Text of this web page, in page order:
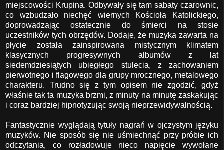
miejscowości Krupina. Odbywały się tam sabaty czarownic,
co wzbudzało niechęć wiernych Kościoła Katolickiego,
doprowadzając ostatecznie do śmierci na stosie
uczestników tych obrzędów. Dodaje, że muzyka zawarta na
płycie została zainspirowana mistycznym klimatem
klasycznych progresywnych albumów z lat
siedemdziesiątych ubiegłego stulecia, z zachowaniem
pierwotnego i flagowego dla grupy mrocznego, metalowego
charakteru. Trudno się z tym opisem nie zgodzić, gdyż
właśnie tak ta muzyka brzmi, z minuty na minutę zaskakując
i coraz bardziej hipnotyzując swoją nieprzewidywalnością.
Fantastycznie wyglądają tytuły nagrań w ojczystym języku
muzyków. Nie sposób się nie uśmiechnąć przy próbie ich
odczytania, co rozładowuje nieco napięcie wywołane